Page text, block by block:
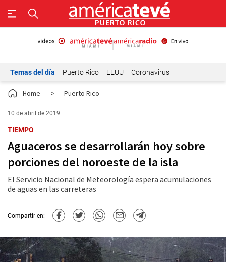
Temas del día Puerto Rico EEUU Coronavirus
Home > Puerto Rico
10 de abril de 2019
TIEMPO
Aguaceros se desarrollarán hoy sobre
porciones del noroeste de la isla
El Servicio Nacional de Meteorología espera acumulaciones
de aguas en las carreteras
Compartir en: